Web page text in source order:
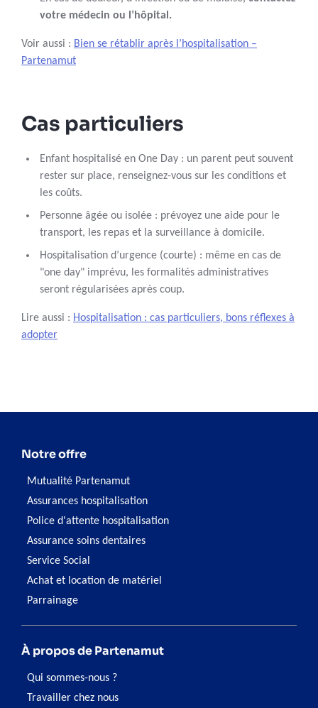
votre médecin ou l’hôpital.
Voir aussi : Bien se rétablir après l’hospitalisation –
Partenamut
Cas particuliers
Enfant hospitalisé en One Day : un parent peut souvent
rester sur place, renseignez-vous sur les conditions et
les coûts.
Personne âgée ou isolée : prévoyez une aide pour le
transport, les repas et la surveillance à domicile.
Hospitalisation d’urgence (courte) : même en cas de
"one day" imprévu, les formalités administratives
seront régularisées après coup.
Lire aussi : Hospitalisation : cas particuliers, bons réflexes à
adopter
Notre offre
Mutualité Partenamut
Assurances hospitalisation
Police d'attente hospitalisation
Assurance soins dentaires
Service Social
Achat et location de matériel
Parrainage
À propos de Partenamut
Qui sommes-nous ?
Travailler chez nous